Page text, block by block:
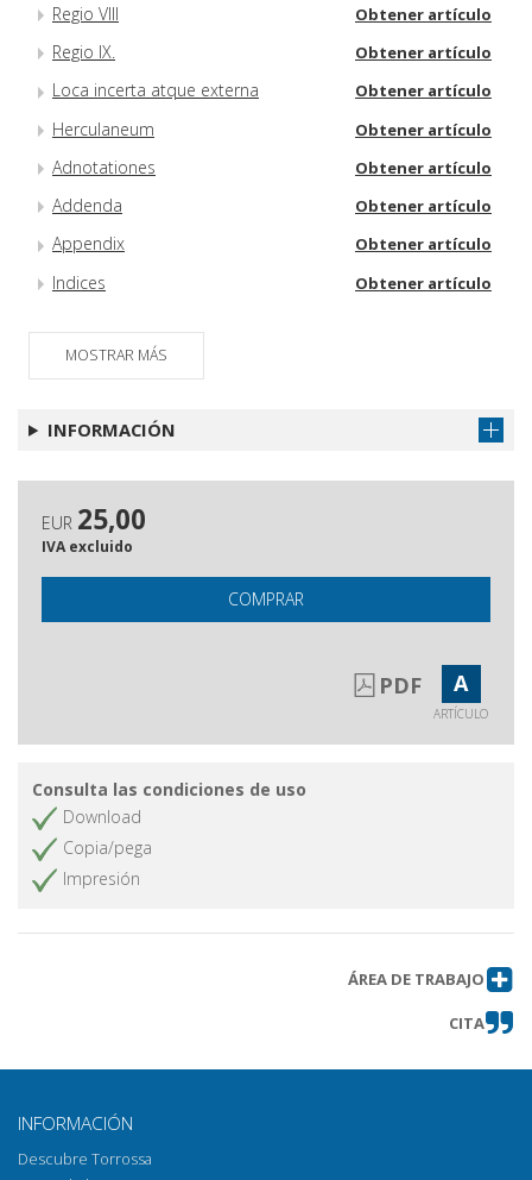
Regio VIII Obtener artículo
Regio IX. Obtener artículo
Loca incerta atque externa Obtener artículo
Herculaneum Obtener artículo
Adnotationes Obtener artículo
Addenda Obtener artículo
Appendix Obtener artículo
Indices Obtener artículo
MOSTRAR MÁS
INFORMACIÓN
EUR 25,00
IVA excluido
COMPRAR
PDF A
ARTÍCULO
Consulta las condiciones de uso
Download
Copia/pega
Impresión
ÁREA DE TRABAJO
CITA
INFORMACIÓN
Descubre Torrossa